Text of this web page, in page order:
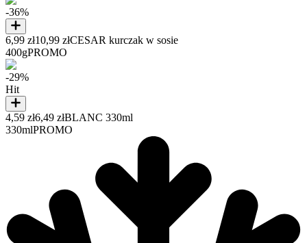
-36%
6,99 zł10,99 złCESAR kurczak w sosie
400gPROMO
-29%
Hit
4,59 zł6,49 złBLANC 330ml
330mlPROMO